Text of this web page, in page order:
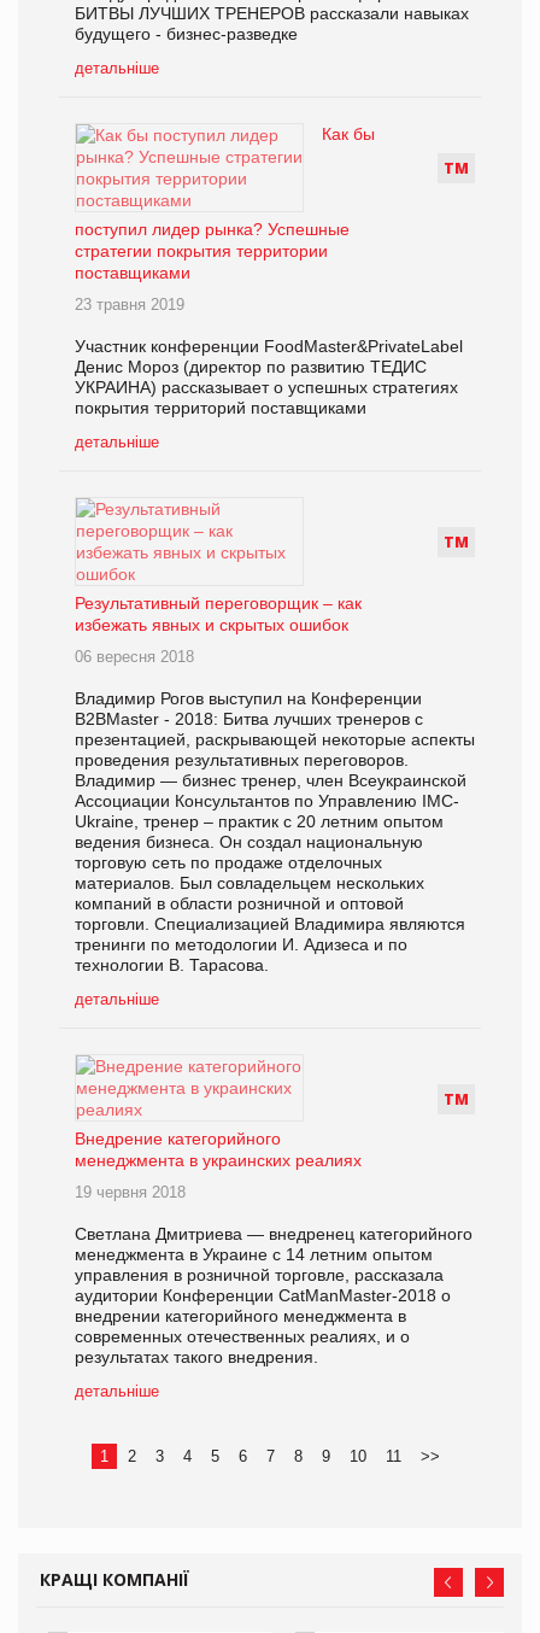
БИТВЫ ЛУЧШИХ ТРЕНЕРОВ рассказали навыках
будущего - бизнес-разведке
детальніше
ТМ
Как бы
поступил лидер рынка? Успешные
стратегии покрытия территории
поставщиками
23 травня 2019
Участник конференции FoodMaster&PrivateLabel
Денис Мороз (директор по развитию ТЕДИС
УКРАИНА) рассказывает о успешных стратегиях
покрытия территорий поставщиками
детальніше
ТМ
Результативный переговорщик – как
избежать явных и скрытых ошибок
06 вересня 2018
Владимир Рогов выступил на Конференции
B2BMaster - 2018: Битва лучших тренеров с
презентацией, раскрывающей некоторые аспекты
проведения результативных переговоров.
Владимир — бизнес тренер, член Всеукраинской
Ассоциации Консультантов по Управлению IMC-
Ukraine, тренер – практик с 20 летним опытом
ведения бизнеса. Он создал национальную
торговую сеть по продаже отделочных
материалов. Был совладельцем нескольких
компаний в области розничной и оптовой
торговли. Специализацией Владимира являются
тренинги по методологии И. Адизеса и по
технологии В. Тарасова.
детальніше
ТМ
Внедрение категорийного
менеджмента в украинских реалиях
19 червня 2018
Светлана Дмитриева — внедренец категорийного
менеджмента в Украине с 14 летним опытом
управления в розничной торговле, рассказала
аудитории Конференции CatManMaster-2018 о
внедрении категорийного менеджмента в
современных отечественных реалиях, и о
результатах такого внедрения.
детальніше
1 2 3 4 5 6 7 8 9 10 11 >>
КРАЩІ КОМПАНІЇ